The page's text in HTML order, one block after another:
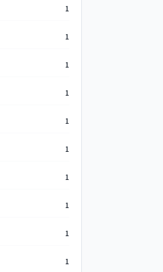
1
1
1
1
1
1
1
1
1
1